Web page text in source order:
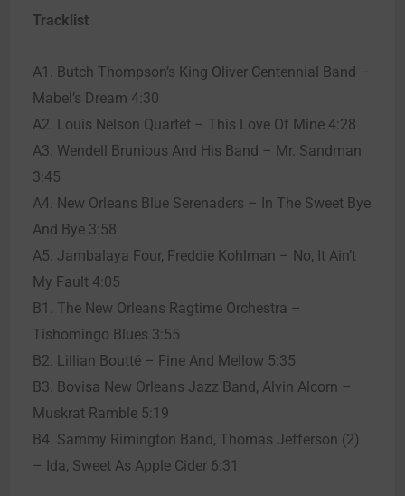
Tracklist
A1. Butch Thompson’s King Oliver Centennial Band –
Mabel’s Dream 4:30
A2. Louis Nelson Quartet – This Love Of Mine 4:28
A3. Wendell Brunious And His Band – Mr. Sandman
3:45
A4. New Orleans Blue Serenaders – In The Sweet Bye
And Bye 3:58
A5. Jambalaya Four, Freddie Kohlman – No, It Ain’t
My Fault 4:05
B1. The New Orleans Ragtime Orchestra –
Tishomingo Blues 3:55
B2. Lillian Boutté – Fine And Mellow 5:35
B3. Bovisa New Orleans Jazz Band, Alvin Alcorn –
Muskrat Ramble 5:19
B4. Sammy Rimington Band, Thomas Jefferson (2)
– Ida, Sweet As Apple Cider 6:31